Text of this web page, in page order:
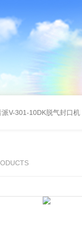
V-301-10DK脱气封口机